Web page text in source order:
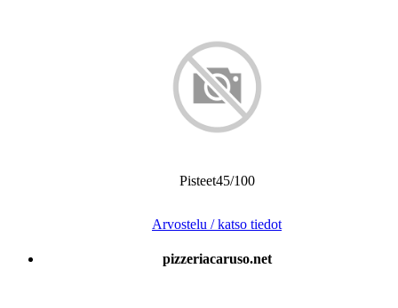
Pisteet45/100
Arvostelu / katso tiedot
pizzeriacaruso.net